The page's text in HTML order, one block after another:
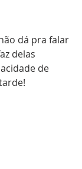
dá pra falar
delas
de